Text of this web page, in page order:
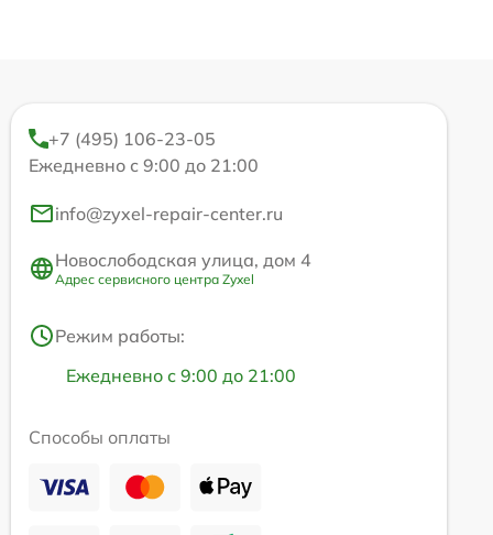
+7 (495) 106-23-05
Ежедневно с 9:00 до 21:00
info@zyxel-repair-center.ru
Новослободская улица, дом 4
Адрес сервисного центра Zyxel
Режим работы:
Ежедневно с 9:00 до 21:00
Способы оплаты